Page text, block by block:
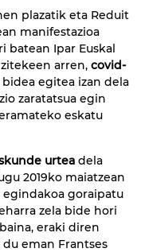
plazatik eta Reduit
manifestazioa
batean Ipar Euskal
arren, covid-
bidea egitea izan dela
zaratatsua egin
eskatu
urtea dela
2019ko maiatzean
goraipatu
zela bide hori
eraki diren
eman Frantses